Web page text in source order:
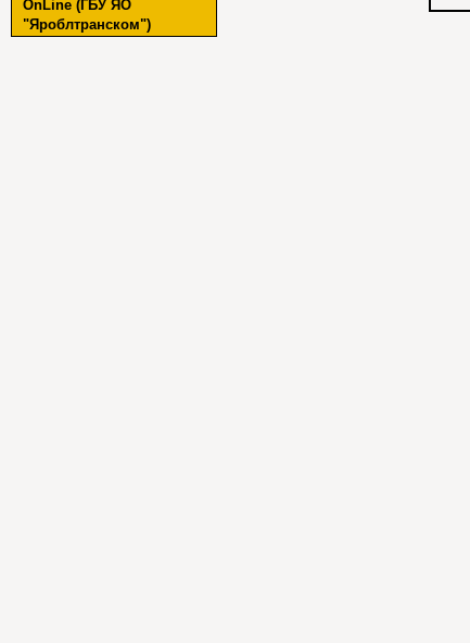
OnLine (ГБУ ЯО
"Яроблтранском")